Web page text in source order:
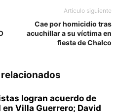
Artículo siguiente
Cae por homicidio tras
acuchillar a su víctima en
fiesta de Chalco
logran acuerdo de
en Villa Guerrero; David